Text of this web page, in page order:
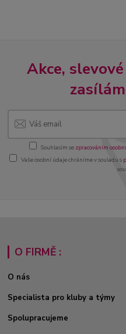
Akce,
Souhlasím se zpracováním
Vaše osobní údaje chráníme v souladu s
O FIRMĚ :
O nás
Specialista pro kluby a týmy
Spolupracujeme